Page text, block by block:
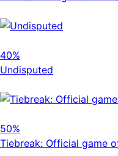
40%
Undisputed
50%
Tiebreak: Official game